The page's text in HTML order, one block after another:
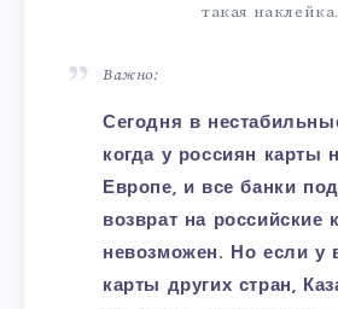
такая наклейка.
Важно:
Сегодня в
когда у россиян карты
Европе, и все банки
возврат на российские
невозможен. Но если у
карты других стран,